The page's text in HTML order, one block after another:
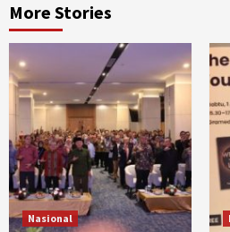
More Stories
Nasional